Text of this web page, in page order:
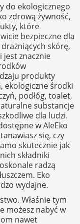
do ekologicznego
zdrową żywność,
które
bezpieczne dla
skórę,
jest znacznie
produkty
ekologiczne środki
podłóg, toalet,
substancje
dla ludzi.
w AleEko
się, czy
skutecznie jak
składniki
radzą
Eko
wydajne.
Właśnie tym
możesz nabyć w
nawet